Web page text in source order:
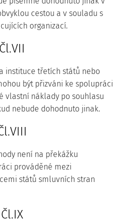
cestou a v souladu s
organizací.
Čl.VII
instituce třetích států nebo
být přizváni ke spolupráci
vlastní náklady po souhlasu
nebude dohodnuto jinak.
není na překážku
prováděné mezi
států smluvních stran
Čl.IX